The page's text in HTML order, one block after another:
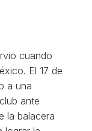
cuando
El 17 de
a una
ante
la balacera